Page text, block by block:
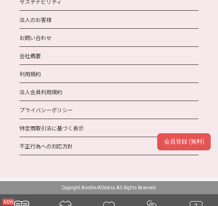
法人のお客様
お問い合わせ
会社概要
利用規約
法人会員利用規約
プライバシーポリシー
特定商取引法に基づく表示
不正行為への対応方針
Copyright AnotherADdress All Rights Reserved.
会員登録 (無料)